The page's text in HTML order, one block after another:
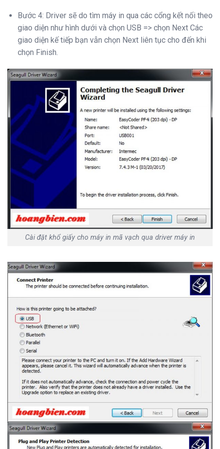
Bước 4: Driver sẽ do tìm máy in qua các cổng kết nối theo
giao diện như hình dưới và chọn USB => chọn Next Các
giao diện kế tiếp bạn vẫn chọn Next liên tục cho đến khi
chọn Finish.
Cài đặt khổ giấy cho máy in mã vạch qua driver máy in